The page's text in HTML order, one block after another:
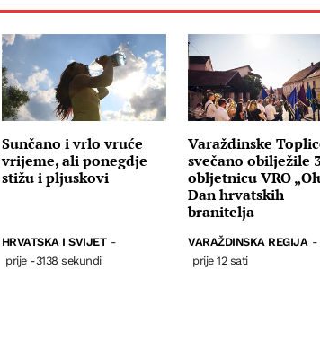
Sunčano i vrlo vruće
vrijeme, ali ponegdje
stižu i pljuskovi
HRVATSKA I SVIJET -
prije -3138 sekundi
Varaždinske
svečano obilježile
obljetnicu VRO
Dan hrvatskih
branitelja
VARAŽDINSKA REGIJA -
prije 12 sati